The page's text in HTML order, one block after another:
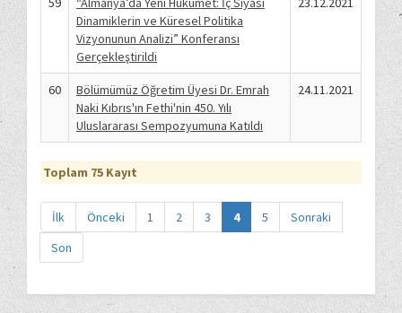
Dinamiklerin ve Küresel Politika
Vizyonunun Analizi” Konferansı
Gerçekleştirildi
60
Bölümümüz Öğretim Üyesi Dr. Emrah
Naki Kıbrıs'ın Fethi'nin 450. Yılı
Uluslararası Sempozyumuna Katıldı
24.11.2021
Toplam 75 Kayıt
İlk Önceki 1 2 3 4 5
Sonraki
Son